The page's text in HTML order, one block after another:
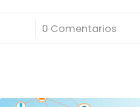
0 Comentarios